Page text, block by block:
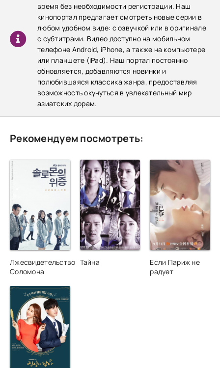
время без необходимости регистрации. Наш
кинопортал предлагает смотреть новые серии в
любом удобном виде: с озвучкой или в оригинале
с субтитрами. Видео доступно на мобильном
телефоне Android, iPhone, а также на компьютере
или планшете (iPad). Наш портал постоянно
обновляется, добавляются новинки и
полюбившаяся классика жанра, предоставляя
возможность окунуться в увлекательный мир
азиатских дорам.
Рекомендуем посмотреть:
Лжесвидетельство
Соломона
Тайна
Если Париж не
радует